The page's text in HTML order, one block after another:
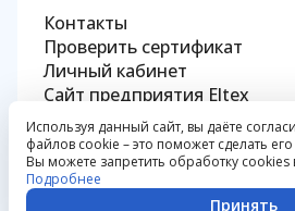
Контакты
Проверить сертификат
Личный кабинет
Сайт предприятия Eltex
Политика
Сведения об
© 2026 ООО «Предприятие
Используя данный сайт, вы даёте
файлов cookie – это поможет сделать
Вы можете запретить обработку cookies
Подробнее
Принять